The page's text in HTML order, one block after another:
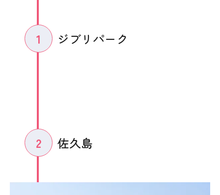
1 ジブリパーク
2 佐久島